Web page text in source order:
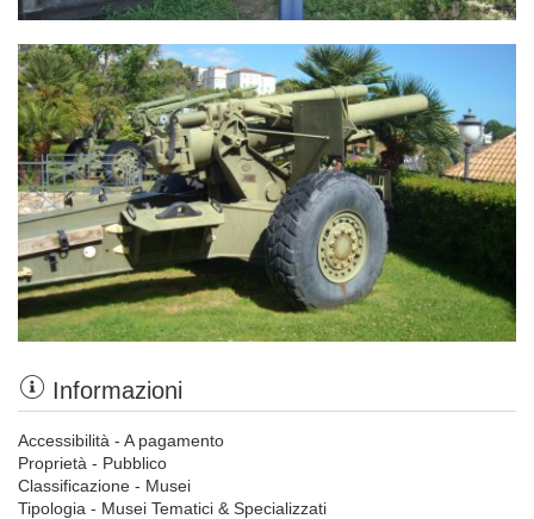
Informazioni
Accessibilità - A pagamento
Proprietà - Pubblico
Classificazione - Musei
Tipologia - Musei Tematici & Specializzati